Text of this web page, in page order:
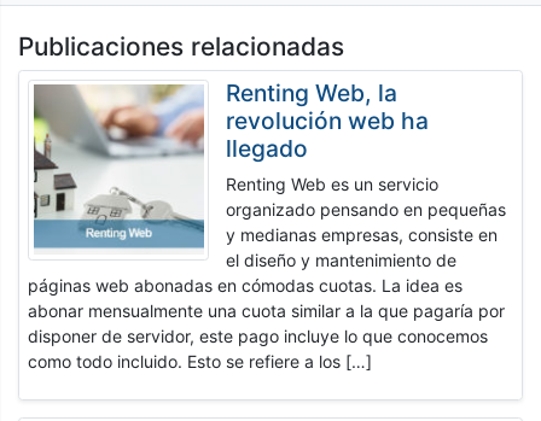
Publicaciones relacionadas
Renting Web, la
revolución web ha
llegado
Renting Web es un servicio
organizado pensando en pequeñas
y medianas empresas, consiste en
el diseño y mantenimiento de
páginas web abonadas en cómodas cuotas. La idea es
abonar mensualmente una cuota similar a la que pagaría por
disponer de servidor, este pago incluye lo que conocemos
como todo incluido. Esto se refiere a los […]